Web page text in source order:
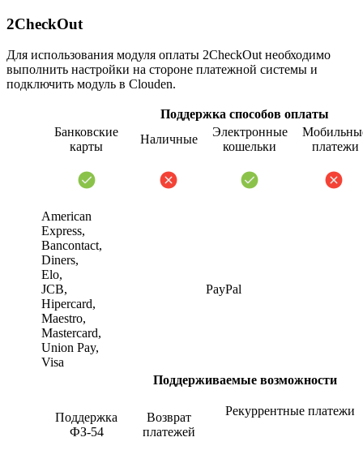
2CheckOut
Для использования модуля оплаты 2CheckOut необходимо
выполнить настройки на стороне платежной системы и
подключить модуль в Clouden.
Поддержка способов оплаты
Банковские
карты
Наличные
Электронные
кошельки
платежи
American
Express,
Bancontact,
Diners,
Elo,
JCB,
Hipercard,
Maestro,
Mastercard,
Union Pay,
Visa
PayPal
Поддерживаемые возможности
Поддержка
ФЗ-54
Возврат
платежей
Рекуррентные платежи